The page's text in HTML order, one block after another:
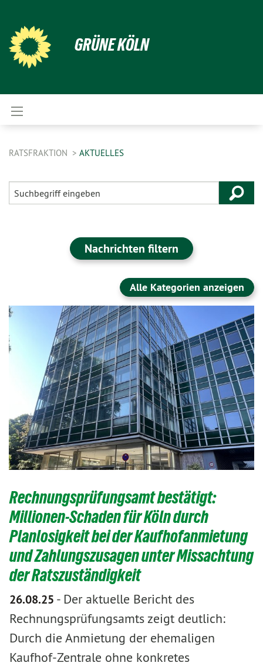
GRÜNE KÖLN
RATSFRAKTION AKTUELLES
Nachrichten filtern
Alle Kategorien anzeigen
Rechnungsprüfungsamt bestätigt:
Millionen-Schaden für Köln durch
Planlosigkeit bei der Kaufhofanmietung
und Zahlungszusagen unter Missachtung
der Ratszuständigkeit
26.08.25 - Der aktuelle Bericht des
Rechnungsprüfungsamts zeigt deutlich:
Durch die Anmietung der ehemaligen
Kaufhof-Zentrale ohne konkretes